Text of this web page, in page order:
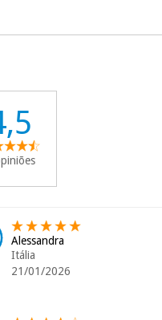
Alessandra
Itália
21/01/2026